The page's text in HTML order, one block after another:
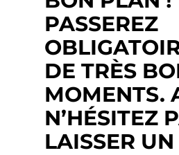
PASSEREZ
DE TRÈS
MOMENTS.
N’HÉSITEZ
LAISSER